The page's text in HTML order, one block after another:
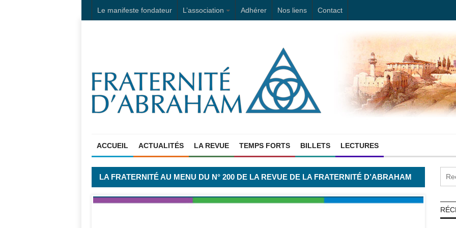
Le manifeste fondateur L’association Adhérer Nos liens Contact
ACCUEIL ACTUALITÉS LA REVUE TEMPS FORTS BILLETS LECTURES
LA FRATERNITÉ AU MENU DU N° 200 DE LA REVUE DE LA FRATERNITÉ D’ABRAHAM